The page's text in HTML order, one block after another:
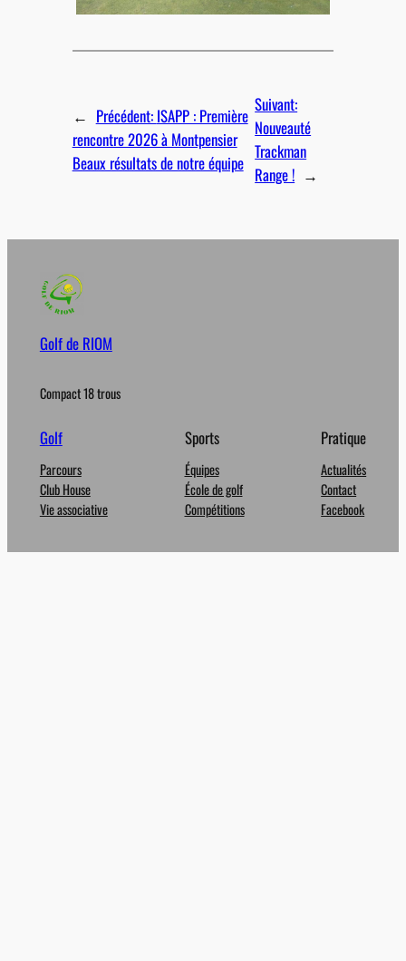
← Précédent: ISAPP : Première
rencontre 2026 à Montpensier
Beaux résultats de notre équipe
Suivant:
Nouveauté
Trackman
Range ! →
Golf de RIOM
Compact 18 trous
Golf
Parcours
Club House
Vie associative
Sports
Équipes
École de golf
Compétitions
Pratique
Actualités
Contact
Facebook